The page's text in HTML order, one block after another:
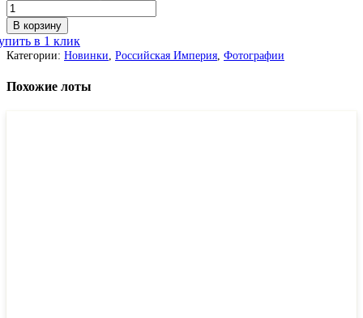
В корзину
в 1 клик
Категории: Новинки Российская Империя Фотографии
Похожие лоты